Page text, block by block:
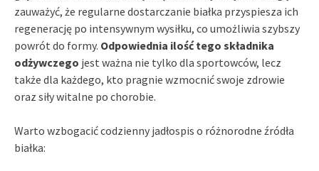
zauważyć, że regularne dostarczanie białka przyspiesza ich
regenerację po intensywnym wysiłku, co umożliwia szybszy
powrót do formy. Odpowiednia ilość tego składnika
odżywczego jest ważna nie tylko dla sportowców, lecz
także dla każdego, kto pragnie wzmocnić swoje zdrowie
oraz siły witalne po chorobie.
Warto wzbogacić codzienny jadłospis o różnorodne źródła
białka: